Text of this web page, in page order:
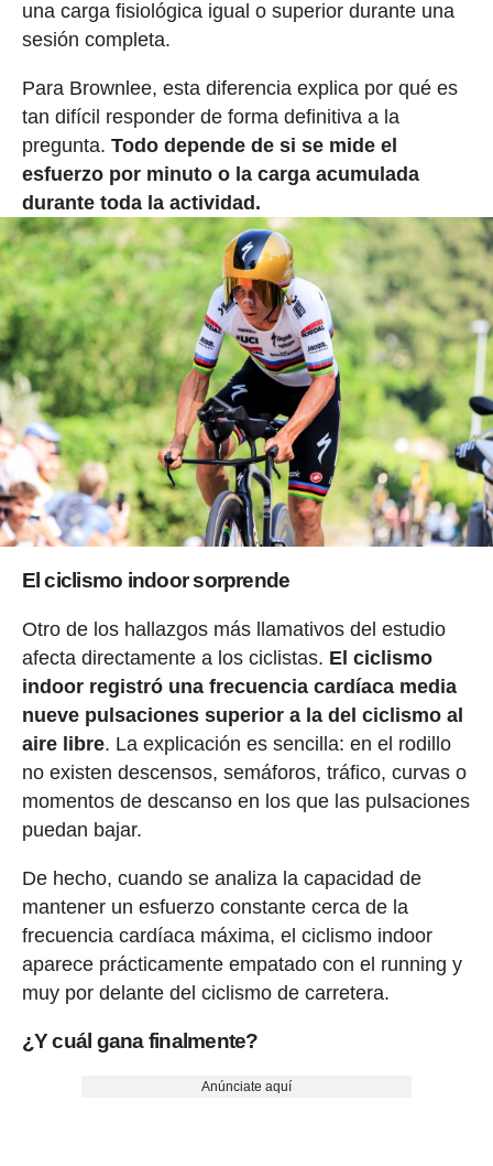
una carga fisiológica igual o superior durante una
sesión completa.
Para Brownlee, esta diferencia explica por qué es
tan difícil responder de forma definitiva a la
pregunta. Todo depende de si se mide el
esfuerzo por minuto o la carga acumulada
durante toda la actividad.
El ciclismo indoor sorprende
Otro de los hallazgos más llamativos del estudio
afecta directamente a los ciclistas. El ciclismo
indoor registró una frecuencia cardíaca media
nueve pulsaciones superior a la del ciclismo al
aire libre. La explicación es sencilla: en el rodillo
no existen descensos, semáforos, tráfico, curvas o
momentos de descanso en los que las pulsaciones
puedan bajar.
De hecho, cuando se analiza la capacidad de
mantener un esfuerzo constante cerca de la
frecuencia cardíaca máxima, el ciclismo indoor
aparece prácticamente empatado con el running y
muy por delante del ciclismo de carretera.
¿Y cuál gana finalmente?
Anúnciate aquí